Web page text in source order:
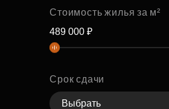
Стоимость жилья за м²
Срок сдачи
Выбрать